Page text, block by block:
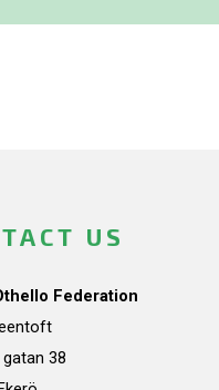
US
Federation
gatan 38